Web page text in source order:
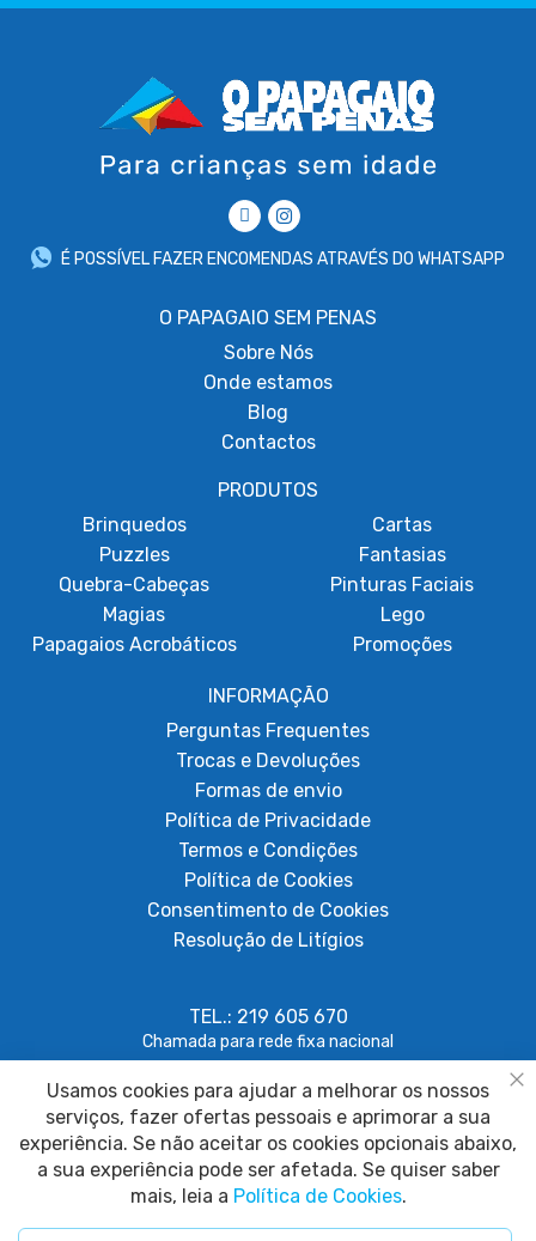
É POSSÍVEL FAZER ENCOMENDAS ATRAVÉS DO WHATSAPP
O PAPAGAIO SEM PENAS
Sobre Nós
Onde estamos
Blog
Contactos
PRODUTOS
Brinquedos
Puzzles
Quebra-Cabeças
Magias
Papagaios Acrobáticos
Cartas
Fantasias
Pinturas Faciais
Lego
Promoções
INFORMAÇÃO
Perguntas Frequentes
Trocas e Devoluções
Formas de envio
Política de Privacidade
Termos e Condições
Política de Cookies
Consentimento de Cookies
Resolução de Litígios
TEL.: 219 605 670
Chamada para rede fixa nacional
geral@papagaiosempenas.com
Usamos cookies para ajudar a melhorar os nossos
serviços, fazer ofertas pessoais e aprimorar a sua
experiência. Se não aceitar os cookies opcionais abaixo,
a sua experiência pode ser afetada. Se quiser saber
mais, leia a Política de Cookies.